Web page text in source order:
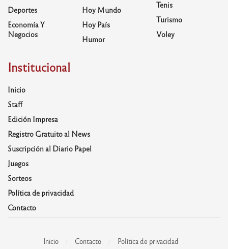
Deportes
Economía Y
Negocios
Hoy Mundo
Hoy País
Humor
Tenis
Turismo
Voley
Institucional
Inicio
Staff
Edición Impresa
Registro Gratuito al News
Suscripción al Diario Papel
Juegos
Sorteos
Política de privacidad
Contacto
Inicio Contacto Política de privacidad